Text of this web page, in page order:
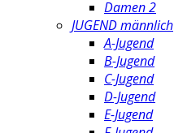
Damen 2
JUGEND männlich
A-Jugend
B-Jugend
C-Jugend
D-Jugend
E-Jugend